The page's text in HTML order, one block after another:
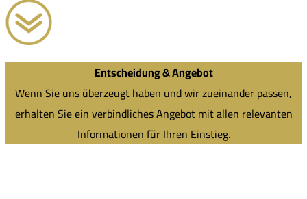
Entscheidung & Angebot
Wenn Sie uns überzeugt haben und wir zueinander passen,
erhalten Sie ein verbindliches Angebot mit allen relevanten
Informationen für Ihren Einstieg.